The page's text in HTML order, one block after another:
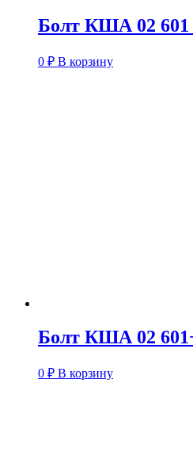
Болт КША 02 601
0 ₽ В корзину
Болт КША 02
0 ₽ В корзину